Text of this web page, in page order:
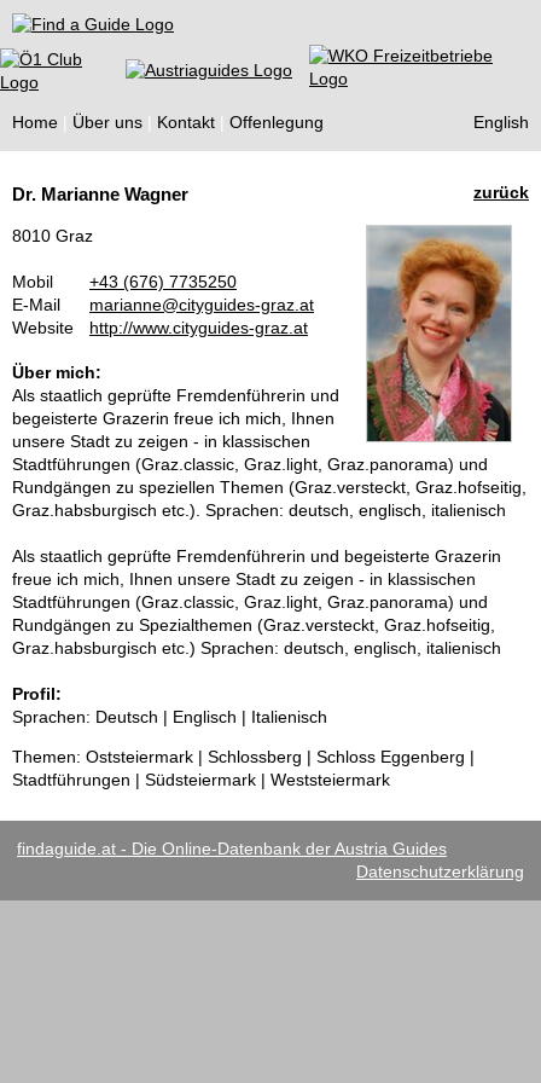
Find a Guide
Home Über uns Kontakt Offenlegung English
Guides
zurück
Dr. Marianne Wagner
8010 Graz
Mobil
+43 (676) 7735250
E-Mail
marianne@cityguides-graz.at
Website
http://www.cityguides-graz.at
Über mich:
Als staatlich geprüfte Fremdenführerin und
begeisterte Grazerin freue ich mich, Ihnen
unsere Stadt zu zeigen - in klassischen
Stadtführungen (Graz.classic, Graz.light, Graz.panorama) und
Rundgängen zu speziellen Themen (Graz.versteckt, Graz.hofseitig,
Graz.habsburgisch etc.). Sprachen: deutsch, englisch, italienisch
Als staatlich geprüfte Fremdenführerin und begeisterte Grazerin
freue ich mich, Ihnen unsere Stadt zu zeigen - in klassischen
Stadtführungen (Graz.classic, Graz.light, Graz.panorama) und
Rundgängen zu Spezialthemen (Graz.versteckt, Graz.hofseitig,
Graz.habsburgisch etc.) Sprachen: deutsch, englisch, italienisch
Profil:
Sprachen: Deutsch | Englisch | Italienisch
Themen: Oststeiermark | Schlossberg | Schloss Eggenberg |
Stadtführungen | Südsteiermark | Weststeiermark
findaguide.at - Die Online-Datenbank der Austria Guides
Datenschutzerklärung